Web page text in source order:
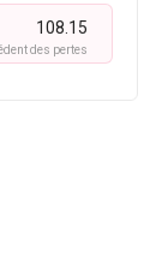
108.15
des pertes